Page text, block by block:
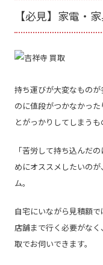
【必見】家電・
持ち運びが大変なもの
のに値段がつかなかっ
とがっかりしてしまうも
「苦労して持ち込んだ
めにオススメしたいのが、
ム。
自宅にいながら見積額
店舗まで行く必要がなく、
取でお伺いできます。